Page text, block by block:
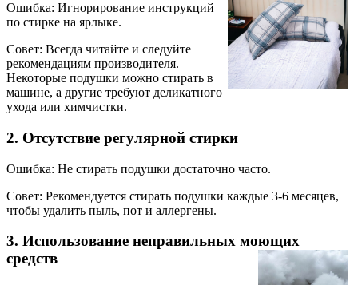
Ошибка: Игнорирование инструкций
по стирке на ярлыке.
Совет: Всегда читайте и следуйте
рекомендациям производителя.
Некоторые подушки можно стирать в
машине, а другие требуют деликатного
ухода или химчистки.
2. Отсутствие регулярной стирки
Ошибка: Не стирать подушки достаточно часто.
Совет: Рекомендуется стирать подушки каждые 3-6 месяцев,
чтобы удалить пыль, пот и аллергены.
3. Использование неправильных моющих
средств